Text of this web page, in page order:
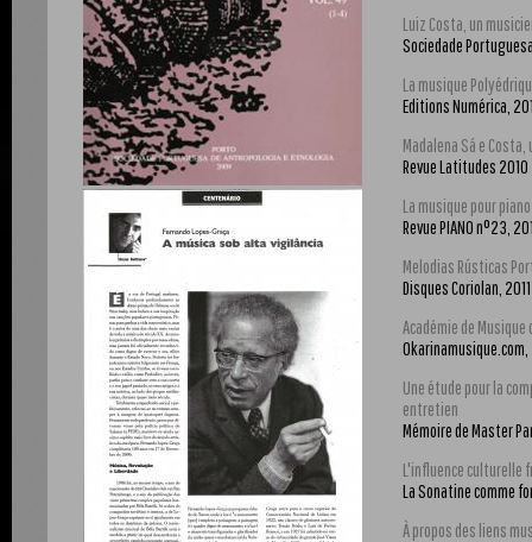
Luiz Costa, un
Sociedade
La musique
Editions Numérica,
Madalena Sá e
Revue Latitudes 2010
La musique pour
Revue PIANO n°23,
Melodias Rústicas
Disques Coriolan, 2011
Académie de
Une étude pour la
entretien
Mémoire de Master
L'influence culturelle
La Sonatine comme
À propos des liens